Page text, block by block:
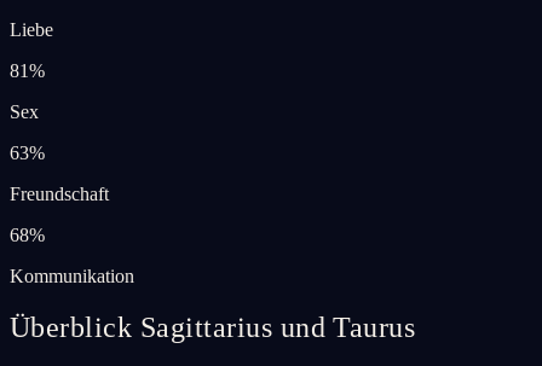
Liebe
81%
Sex
63%
Freundschaft
68%
Kommunikation
Überblick Sagittarius und Taurus